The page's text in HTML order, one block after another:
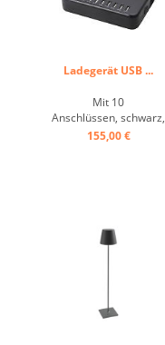
Ladegerät USB ...
Mit 10
Anschlüssen, schwarz,
Ein/Aus-Schalter,
155,00 €